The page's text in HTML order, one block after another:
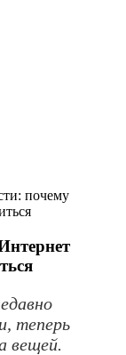
почему
теперь
вещей.